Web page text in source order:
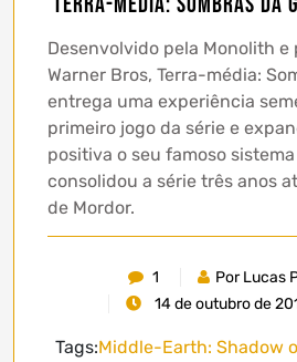
Desenvolvido pela Monolith e
Warner Bros, Terra-média:
entrega uma experiência
primeiro jogo da série e
positiva o seu famoso
consolidou a série três anos
de Mordor.
1
Por Lucas
14 de outubro de
Tags:Middle-Earth: Shadow